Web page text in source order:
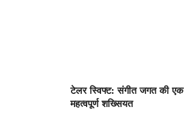
टेलर स्विफ्ट: संगीत जगत की एक
महत्वपूर्ण शख्सियत